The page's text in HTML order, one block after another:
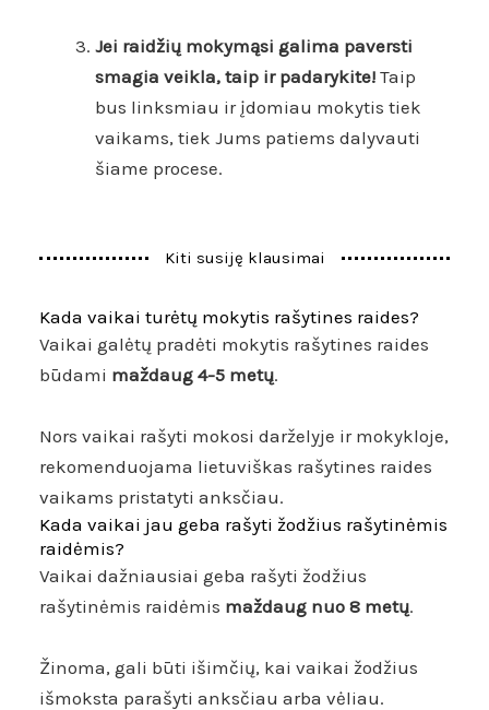
Jei raidžių mokymąsi galima paversti
smagia veikla, taip ir padarykite! Taip
bus linksmiau ir įdomiau mokytis tiek
vaikams, tiek Jums patiems dalyvauti
šiame procese.
Kiti susiję klausimai
Kada vaikai turėtų mokytis rašytines raides?
Vaikai galėtų pradėti mokytis rašytines raides
būdami maždaug 4-5 metų.
Nors vaikai rašyti mokosi darželyje ir mokykloje,
rekomenduojama lietuviškas rašytines raides
vaikams pristatyti anksčiau.
Kada vaikai jau geba rašyti žodžius rašytinėmis
raidėmis?
Vaikai dažniausiai geba rašyti žodžius
rašytinėmis raidėmis maždaug nuo 8 metų.
Žinoma, gali būti išimčių, kai vaikai žodžius
išmoksta parašyti anksčiau arba vėliau.